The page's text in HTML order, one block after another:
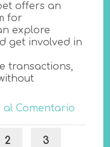
offers an
for
explore
get involved in
transactions,
al Comentario
2 3